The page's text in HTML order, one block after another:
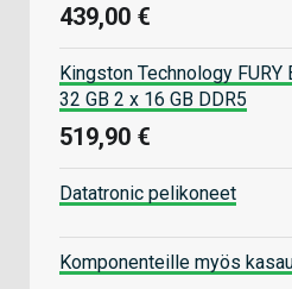
439,00 €
Kingston Technology
32 GB 2 x 16 GB DDR5
519,90 €
Datatronic pelikoneet
Komponenteille myös